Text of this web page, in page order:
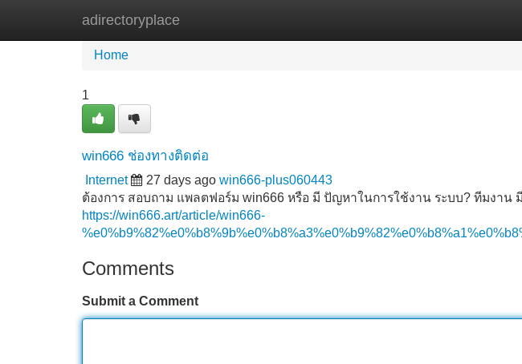
adirectoryplace
Home New Site Listings
Home
1
win666 ช่องทางติดต่อ
Internet 27 days ago win666-plus060443
ต้องการ สอบถาม แพลตฟอร์ม win666 หรือ มี ปัญหาในการใช้งาน ระบบ? ทีมงาน
https://win666.art/article/win666-
Comments
Submit a Comment